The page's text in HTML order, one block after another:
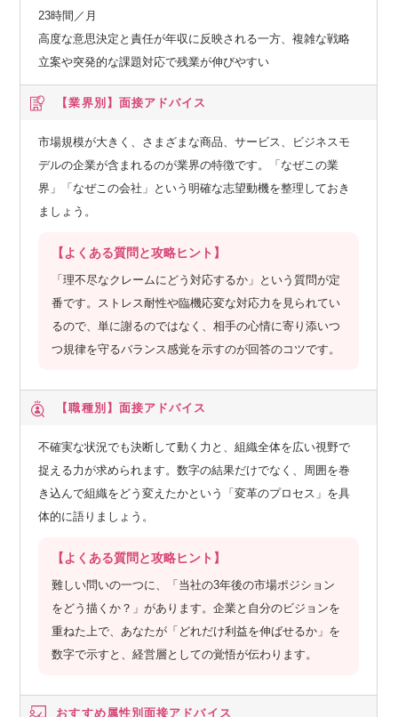
23時間／月
高度な意思決定と責任が年収に反映される一方、複雑な戦略
立案や突発的な課題対応で残業が伸びやすい
【業界別】 面接アドバイス
市場規模が大きく、さまざまな商品、サービス、ビジネスモ
デルの企業が含まれるのが業界の特徴です。「なぜこの業
界」「なぜこの会社」という明確な志望動機を整理しておき
ましょう。
【よくある質問と攻略ヒント】
「理不尽なクレームにどう対応するか」という質問が定
番です。ストレス耐性や臨機応変な対応力を見られてい
るので、単に謝るのではなく、相手の心情に寄り添いつ
つ規律を守るバランス感覚を示すのが回答のコツです。
【職種別】 面接アドバイス
不確実な状況でも決断して動く力と、組織全体を広い視野で
捉える力が求められます。数字の結果だけでなく、周囲を巻
き込んで組織をどう変えたかという「変革のプロセス」を具
体的に語りましょう。
【よくある質問と攻略ヒント】
難しい問いの一つに、「当社の3年後の市場ポジション
をどう描くか？」があります。企業と自分のビジョンを
重ねた上で、あなたが「どれだけ利益を伸ばせるか」を
数字で示すと、経営層としての覚悟が伝わります。
おすすめ属性別面接アドバイス